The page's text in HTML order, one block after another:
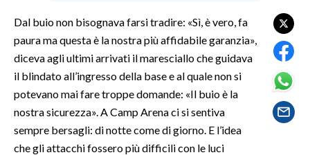
GOSSIP
SALUTE
SARDI NEL MONDO
Dal buio non bisognava farsi tradire: «Sì, è vero, fa
paura ma questa è la nostra più affidabile garanzia»,
diceva agli ultimi arrivati il maresciallo che guidava
il blindato all’ingresso della base e al quale non si
potevano mai fare troppe domande: «Il buio è la
nostra sicurezza». A Camp Arena ci si sentiva
sempre bersagli: di notte come di giorno. E l’idea
che gli attacchi fossero più difficili con le luci